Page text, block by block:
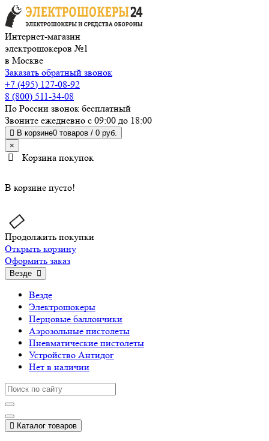
Интернет-магазин
электрошокеров №1
в Москве
Заказать обратный звонок
+7 (495) 127-08-92
8 (800) 511-34-08
По России звонок бесплатный
Звоните ежедневно с 09:00 до 18:00
В корзине0 товаров / 0 руб.
×
Корзина покупок
В корзине пусто!
Продолжить покупки
Открыть корзину
Оформить заказ
Везде
Везде
Электрошокеры
Перцовые баллончики
Аэрозольные пистолеты
Пневматические пистолеты
Устройство Антидог
Нет в наличии
Каталог товаров